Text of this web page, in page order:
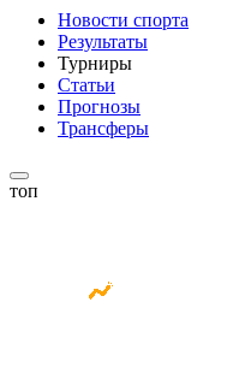
Новости спорта
Результаты
Турниры
Статьи
Прогнозы
Трансферы
топ